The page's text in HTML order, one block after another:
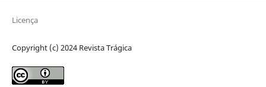
Licença
Copyright (c) 2024 Revista Trágica